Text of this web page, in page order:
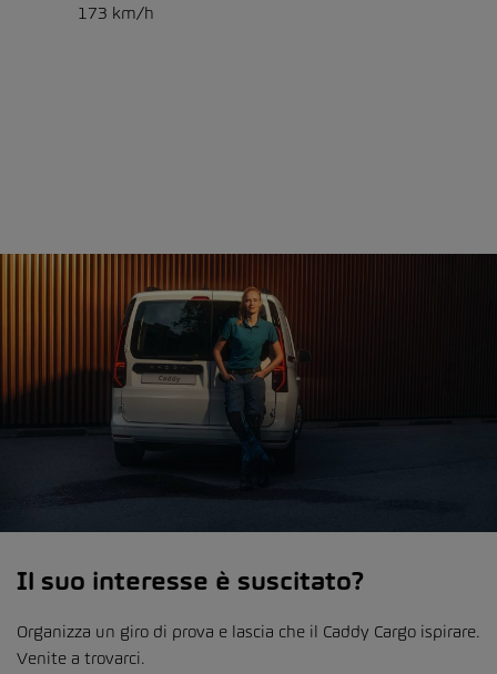
173 km/h
Il suo interesse è suscitato?
Organizza un giro di prova e lascia che il Caddy Cargo ispirare.
Venite a trovarci.